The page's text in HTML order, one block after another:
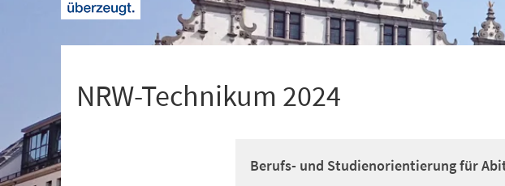
NRW-Technikum 2024
Berufs- und Studienorientierung für